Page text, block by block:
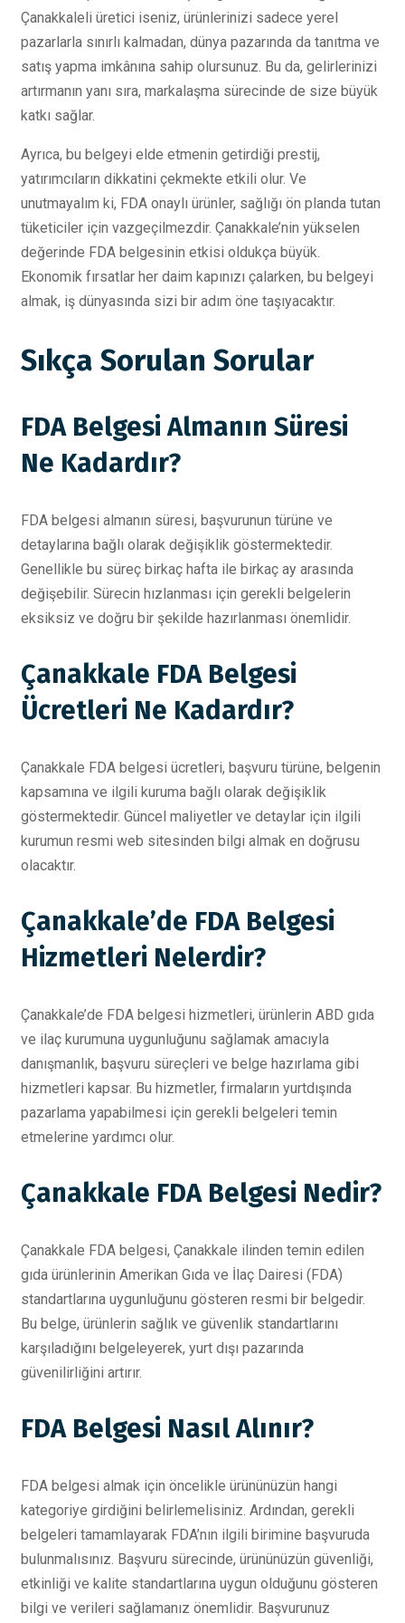
Çanakkaleli üretici iseniz, ürünlerinizi sadece yerel
pazarlarla sınırlı kalmadan, dünya pazarında da tanıtma ve
satış yapma imkânına sahip olursunuz. Bu da, gelirlerinizi
artırmanın yanı sıra, markalaşma sürecinde de size büyük
katkı sağlar.
Ayrıca, bu belgeyi elde etmenin getirdiği prestij,
yatırımcıların dikkatini çekmekte etkili olur. Ve
unutmayalım ki, FDA onaylı ürünler, sağlığı ön planda tutan
tüketiciler için vazgeçilmezdir. Çanakkale’nin yükselen
değerinde FDA belgesinin etkisi oldukça büyük.
Ekonomik fırsatlar her daim kapınızı çalarken, bu belgeyi
almak, iş dünyasında sizi bir adım öne taşıyacaktır.
Sıkça Sorulan Sorular
FDA Belgesi Almanın Süresi
Ne Kadardır?
FDA belgesi almanın süresi, başvurunun türüne ve
detaylarına bağlı olarak değişiklik göstermektedir.
Genellikle bu süreç birkaç hafta ile birkaç ay arasında
değişebilir. Sürecin hızlanması için gerekli belgelerin
eksiksiz ve doğru bir şekilde hazırlanması önemlidir.
Çanakkale FDA Belgesi
Ücretleri Ne Kadardır?
Çanakkale FDA belgesi ücretleri, başvuru türüne, belgenin
kapsamına ve ilgili kuruma bağlı olarak değişiklik
göstermektedir. Güncel maliyetler ve detaylar için ilgili
kurumun resmi web sitesinden bilgi almak en doğrusu
olacaktır.
Çanakkale’de FDA Belgesi
Hizmetleri Nelerdir?
Çanakkale’de FDA belgesi hizmetleri, ürünlerin ABD gıda
ve ilaç kurumuna uygunluğunu sağlamak amacıyla
danışmanlık, başvuru süreçleri ve belge hazırlama gibi
hizmetleri kapsar. Bu hizmetler, firmaların yurtdışında
pazarlama yapabilmesi için gerekli belgeleri temin
etmelerine yardımcı olur.
Çanakkale FDA Belgesi Nedir?
Çanakkale FDA belgesi, Çanakkale ilinden temin edilen
gıda ürünlerinin Amerikan Gıda ve İlaç Dairesi (FDA)
standartlarına uygunluğunu gösteren resmi bir belgedir.
Bu belge, ürünlerin sağlık ve güvenlik standartlarını
karşıladığını belgeleyerek, yurt dışı pazarında
güvenilirliğini artırır.
FDA Belgesi Nasıl Alınır?
FDA belgesi almak için öncelikle ürününüzün hangi
kategoriye girdiğini belirlemelisiniz. Ardından, gerekli
belgeleri tamamlayarak FDA’nın ilgili birimine başvuruda
bulunmalısınız. Başvuru sürecinde, ürününüzün güvenliği,
etkinliği ve kalite standartlarına uygun olduğunu gösteren
bilgi ve verileri sağlamanız önemlidir. Başvurunuz